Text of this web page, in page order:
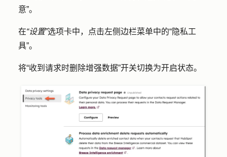
意”。
在“设置”选项卡中，点击左侧边栏菜单中的“隐私工
具”。
将“收到请求时删除增强数据”开关切换为开启状态。